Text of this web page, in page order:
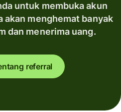
untuk membuka akun
akan menghemat banyak
dan menerima uang.
referral